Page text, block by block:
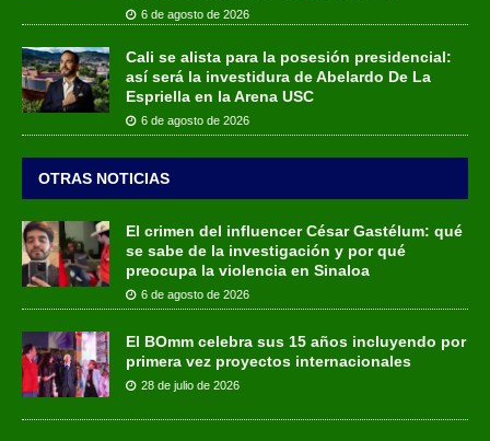
6 de agosto de 2026
Cali se alista para la posesión presidencial:
así será la investidura de Abelardo De La
Espriella en la Arena USC
6 de agosto de 2026
OTRAS NOTICIAS
El crimen del influencer César Gastélum: qué
se sabe de la investigación y por qué
preocupa la violencia en Sinaloa
6 de agosto de 2026
El BOmm celebra sus 15 años incluyendo por
primera vez proyectos internacionales
28 de julio de 2026